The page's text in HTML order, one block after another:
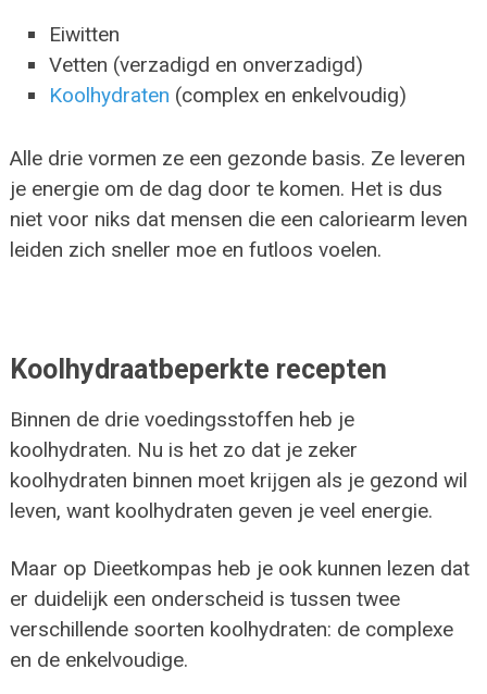
Eiwitten
Vetten (verzadigd en onverzadigd)
Koolhydraten (complex en enkelvoudig)
Alle drie vormen ze een gezonde basis. Ze leveren
je energie om de dag door te komen. Het is dus
niet voor niks dat mensen die een caloriearm leven
leiden zich sneller moe en futloos voelen.
Koolhydraatbeperkte recepten
Binnen de drie voedingsstoffen heb je
koolhydraten. Nu is het zo dat je zeker
koolhydraten binnen moet krijgen als je gezond wil
leven, want koolhydraten geven je veel energie.
Maar op Dieetkompas heb je ook kunnen lezen dat
er duidelijk een onderscheid is tussen twee
verschillende soorten koolhydraten: de complexe
en de enkelvoudige.